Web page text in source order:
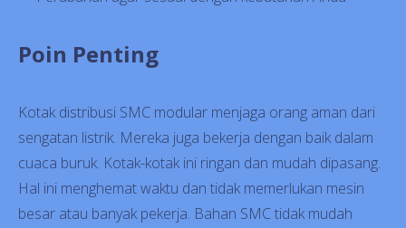
Poin Penting
Kotak distribusi SMC modular menjaga orang aman dari
sengatan listrik. Mereka juga bekerja dengan baik dalam
cuaca buruk. Kotak-kotak ini ringan dan mudah dipasang.
Hal ini menghemat waktu dan tidak memerlukan mesin
besar atau banyak pekerja. Bahan SMC tidak mudah